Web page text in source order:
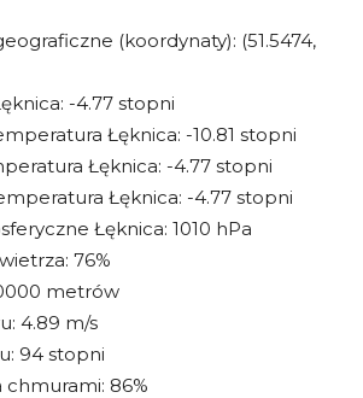
(koordynaty): (51.5474,
-4.77 stopni
Łęknica: -10.81 stopni
Łęknica: -4.77 stopni
Łęknica: -4.77 stopni
Łęknica: 1010 hPa
76%
metrów
4.89 m/s
94 stopni
86%